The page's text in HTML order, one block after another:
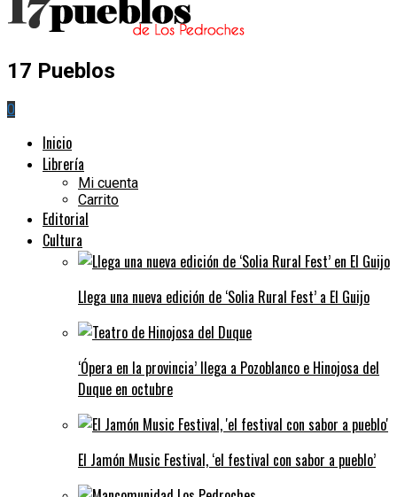
17 Pueblos
0
Inicio
Librería
Mi cuenta
Carrito
Editorial
Cultura
Llega una nueva edición de ‘Solia Rural Fest’ a El Guijo
‘Ópera en la provincia’ llega a Pozoblanco e Hinojosa del
Duque en octubre
El Jamón Music Festival, ‘el festival con sabor a pueblo’